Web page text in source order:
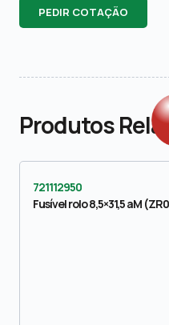
PEDIR COTAÇÃO
Produtos
721112950
Fusível rolo 8,5×31,5 aM